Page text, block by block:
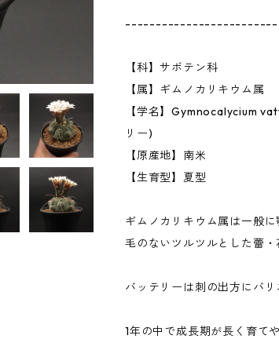
【科】サボテン科
【属】ギムノカリキウム属
【学名】Gymnocalycium
リー)
【原産地】南米
【生育型】夏型
ギムノカリキウム属は一般
毛のないツルツルとした蕾・
バッテリーは刺の出方にバリ
1年の中で成長期が長く育て